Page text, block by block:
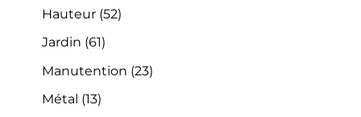
Hauteur (52)
Jardin (61)
Manutention (23)
Métal (13)